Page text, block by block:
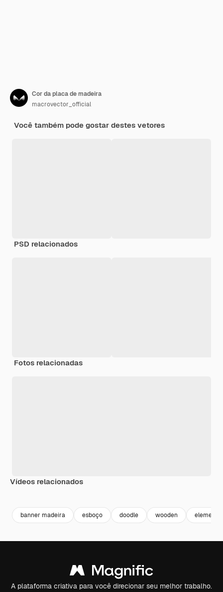
Cor da placa de madeira
macrovector_official
Você também pode gostar destes vetores
PSD relacionados
Fotos relacionadas
Vídeos relacionados
banner madeira esboço doodle wooden elemento
A plataforma criativa para você direcionar seu melhor trabalho.